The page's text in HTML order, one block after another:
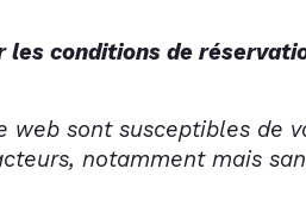
les conditions de
sont susceptibles de
notamment mais